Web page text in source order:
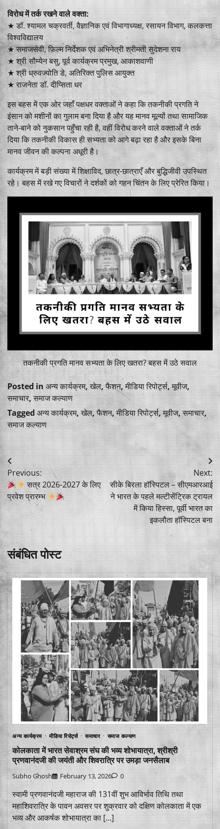
विरोध में तर्क रखने वाले वक्ता:
★ डॉ. श्यामल चक्रवर्ती, वैज्ञानिक एवं विभागाध्यक्ष, रसायन विभाग, कलकत्ता
विश्वविद्यालय
★ समाजसेवी, फ़िल्म निर्देशक एवं अभिनेत्री श्रीमती सुदेशना राय
★ श्री सौम्येन बसु, पूर्व कार्यक्रम प्रमुख, आकाशवाणी
★ श्री ध्रुवज्योति डे, अतिरिक्त पुलिस आयुक्त
★ राजनेता डॉ. दीप्सिता धर
इस बहस में एक ओर जहाँ पक्षधर वक्ताओं ने कहा कि तकनीकी प्रगति ने
इंसान को मशीनों का गुलाम बना दिया है और यह मानव मूल्यों तथा सामाजिक
ताने-बाने को नुकसान पहुँचा रही है, वहीं विरोध करने वाले वक्ताओं ने तर्क
दिया कि तकनीकी विकास ही सभ्यता को आगे बढ़ा रहा है और इसके बिना
मानव जीवन की कल्पना अधूरी है।
कार्यक्रम में बड़ी संख्या में शिक्षाविद, छात्र-छात्राएँ और बुद्धिजीवी उपस्थित
रहे। बहस में रखे गए विचारों ने दर्शकों को गहन चिंतन के लिए प्रेरित किया।
तकनीकी प्रगति मानव सभ्यता के लिए खतरा? बहस में उठे सवाल
Posted in अन्य कार्यक्रम,खेल,फैशन,मीडिया रिपोर्ट्स, मूवीज,
समाचार,समाज कल्याण
Tagged अन्य कार्यक्रम,खेल,फैशन,मीडिया रिपोर्ट्स,मूवीज,समाचार,
समाज कल्याण
Post
navigation
Previous:
सत्र 2026-2027 के लिए
प्रवेश प्रारम्भ
Next:
सीके बिरला हॉस्पिटल – सीएमआरआई
ने भारत के पहले मल्टीसेंट्रिक ट्रायल
में किया हिस्सा, पूर्वी भारत का
इकलौता हॉस्पिटल बना
संबंधित पोस्ट
अन्य कार्यक्रम मीडिया रिपोर्ट्स समाचार समाज कल्याण
कोलकाता में भारत सेवाश्रम संघ की भव्य शोभायात्रा, श्रीश्री
प्रणवानंदजी की जयंती और शिवरात्रि पर उमड़ा जनसैलाब
Subho Ghosh February 13, 2026 0
स्वामी प्रणवानंदजी महाराज की 131वीं शुभ आविर्भाव तिथि तथा
महाशिवरात्रि के पावन अवसर पर शुक्रवार को दक्षिण कोलकाता में एक
भव्य और आकर्षक शोभायात्रा का […]